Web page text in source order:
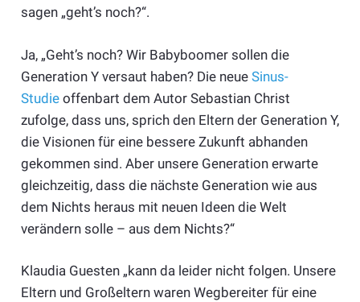
sagen „geht’s noch?“.
Ja, „Geht’s noch? Wir Babyboomer sollen die
Generation Y versaut haben? Die neue Sinus-
Studieoffenbart dem Autor Sebastian Christ
zufolge, dass uns, sprich den Eltern der Generation Y,
die Visionen für eine bessere Zukunft abhanden
gekommen sind. Aber unsere Generation erwarte
gleichzeitig, dass die nächste Generation wie aus
dem Nichts heraus mit neuen Ideen die Welt
verändern solle – aus dem Nichts?“
Klaudia Guesten „kann da leider nicht folgen. Unsere
Eltern und Großeltern waren Wegbereiter für eine